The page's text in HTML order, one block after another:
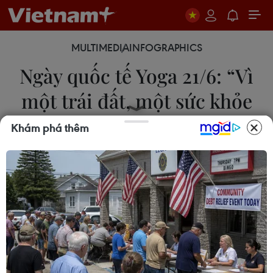
MULTIMEDIAINFOGRAPHICS
Ngày quốc tế Yoga 21/6: “Vì
một trái đất, một sức khỏe
chung”
21/06/2025 01:09
Ngày 21/6 được chọn là Ngày quốc tế Yoga nhằm
tôn vinh lợi ích của Yoga đối với sức khỏe con
người, khuyến khích tập luyện trên toàn thế giới, để
phòng ngừa bệnh tật và giúp gắn kết cộng đồng.
Khám phá thêm